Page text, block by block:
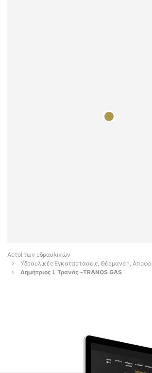
Αετοί των υδραυλικών
Υδραυλικές Εγκαταστάσεις, Θέρμανση,
Δημήτριος Ι. Τρανός -TRANOS GAS